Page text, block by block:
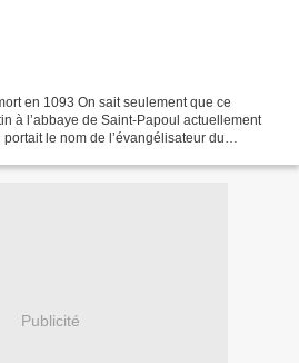
en 1093 On sait seulement que ce
à l’abbaye de Saint-Papoul actuellement
le nom de l’évangélisateur du
Publicité